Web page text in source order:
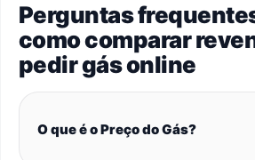
Perguntas
como comparar
pedir gás online
O que é o Preço do Gás?